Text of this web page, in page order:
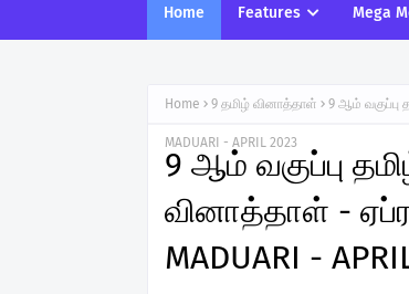
Home Features Mega
Home 9 தமிழ் வினாத்தாள் 9 ஆம் வகுப்பு
MADUARI - APRIL 2023
9 ஆம் வகுப்பு
வினாத்தாள் -
MADUARI -